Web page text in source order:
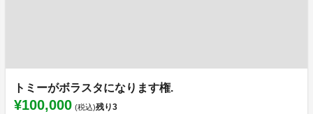
トミーがボラスタになります権.
¥100,000 (税込)残り3